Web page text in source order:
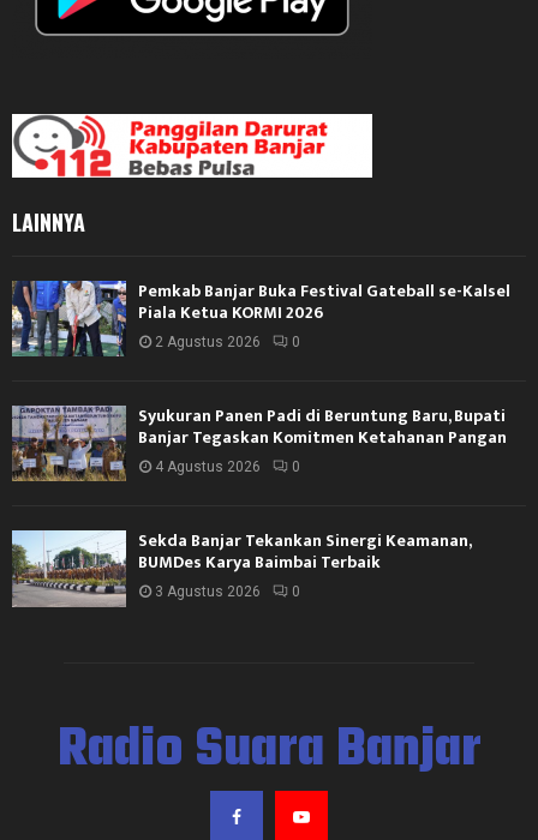
LAINNYA
Pemkab Banjar Buka Festival Gateball se-Kalsel
Piala Ketua KORMI 2026
2 Agustus 2026 0
Syukuran Panen Padi di Beruntung Baru, Bupati
Banjar Tegaskan Komitmen Ketahanan Pangan
4 Agustus 2026 0
Sekda Banjar Tekankan Sinergi Keamanan,
BUMDes Karya Baimbai Terbaik
3 Agustus 2026 0
Radio Suara Banjar